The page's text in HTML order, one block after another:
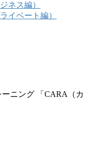
ネス編）
イベート編）
ニング 「CARA（カ